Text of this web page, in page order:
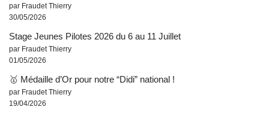
par Fraudet Thierry
30/05/2026
Stage Jeunes Pilotes 2026 du 6 au 11 Juillet
par Fraudet Thierry
01/05/2026
🥇 Médaille d’Or pour notre “Didi” national !
par Fraudet Thierry
19/04/2026